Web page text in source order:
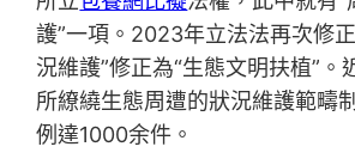
護”一項。2023年立法法再次修
況維護”修正為“生態文明扶植”。
所繚繞生態周遭的狀況維護範疇
例達1000余件。